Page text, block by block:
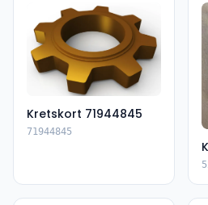
Kretskort 71944845
71944845